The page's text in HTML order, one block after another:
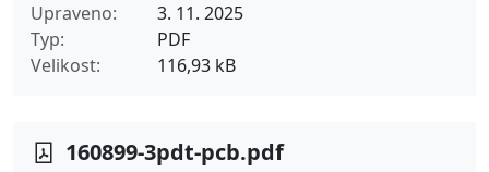
Upraveno
3. 11. 2025
Typ
PDF
Velikost
116,93 kB
160899-3pdt-pcb.pdf